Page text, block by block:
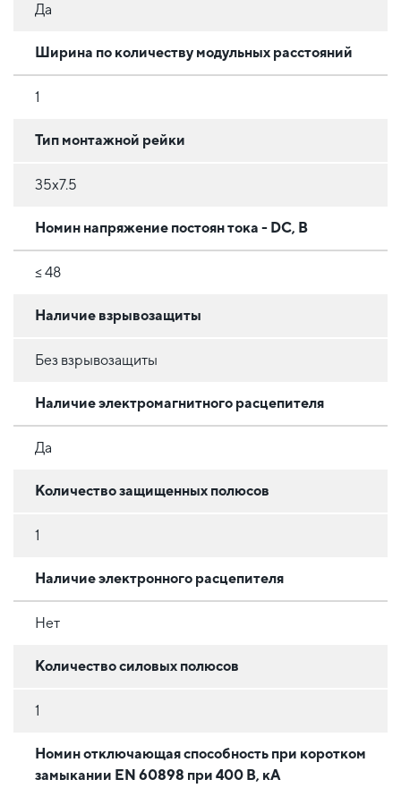
Да
Ширина по количеству модульных расстояний
1
Тип монтажной рейки
35x7.5
Номин напряжение постоян тока - DC, В
≤ 48
Наличие взрывозащиты
Без взрывозащиты
Наличие электромагнитного расцепителя
Да
Количество защищенных полюсов
1
Наличие электронного расцепителя
Нет
Количество силовых полюсов
1
Номин отключающая способность при коротком
замыкании EN 60898 при 400 В, кА